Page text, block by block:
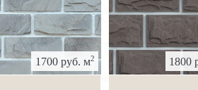
1700 руб. м2 1800